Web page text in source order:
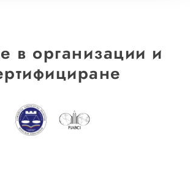
в организации и